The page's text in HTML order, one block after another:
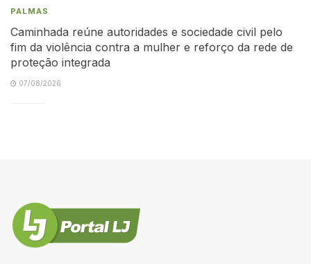
PALMAS
Caminhada reúne autoridades e sociedade civil pelo
fim da violência contra a mulher e reforço da rede de
proteção integrada
07/08/2026